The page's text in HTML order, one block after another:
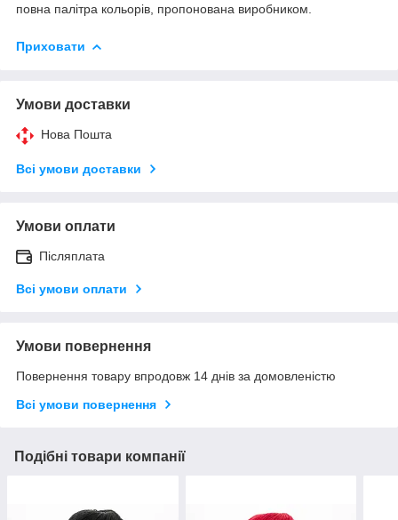
повна палітра кольорів, пропонована виробником.
Приховати
Умови доставки
Нова Пошта
Всі умови доставки
Умови оплати
Післяплата
Всі умови оплати
Умови повернення
Повернення товару впродовж 14 днів за домовленістю
Всі умови повернення
Подібні товари компанії